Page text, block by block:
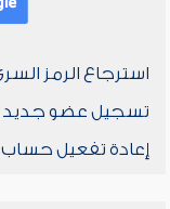
استرجاع الرمز
تسجيل عضو جديد
إعادة تفعيل حساب